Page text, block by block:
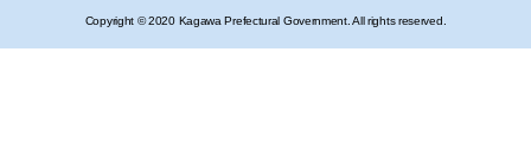
Copyright © 2020 Kagawa Prefectural Government. All rights reserved.